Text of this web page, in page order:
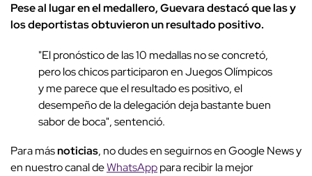
Pese al lugar en el medallero, Guevara destacó que las y
los deportistas obtuvieron un resultado positivo.
"El pronóstico de las 10 medallas no se concretó,
pero los chicos participaron en Juegos Olímpicos
y me parece que el resultado es positivo, el
desempeño de la delegación deja bastante buen
sabor de boca", sentenció.
Para másnoticias, no dudes en seguirnos en Google News y
en nuestro canal deWhatsApppara recibir la mejor